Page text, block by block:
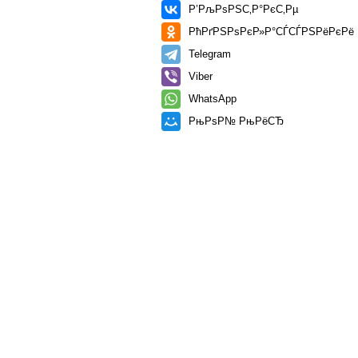
Р’РљРѕРЅС‚Р°РєС‚Рµ
РћРґРЅРѕРєР»Р°СЃСЃРЅРёРєРё
Telegram
Viber
WhatsApp
РњРѕР№ РњРёСЂ